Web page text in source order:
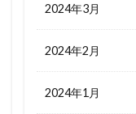
2024年3月
2024年2月
2024年1月